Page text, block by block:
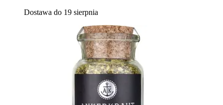
Dostawa do 19 sierpnia